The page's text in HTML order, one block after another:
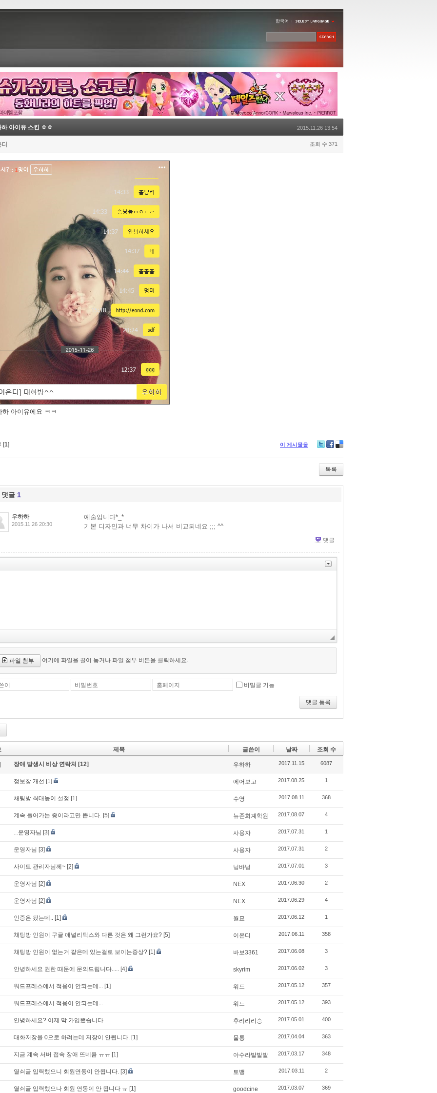
한국어
하 아이유 스킨 ㅎㅎ 2015.11.26 13:54
조회 수:371
하 아이유에요 ㅋㅋ
[1] 이 게시물을
itte ce
bo
ok
lici
ou
s
목록
댓글 1
우하하
2015.11.26 20:30
예술입니다*_*
기본 디자인과 너무 차이가 나서 비교되네요 ;;; ^^
댓글
파일 첨부 여기에 파일을 끌어 놓거나 파일 첨부 버튼을 클릭하세요.
이 비밀번호 홈페이지 비밀글 기능
댓글 등록
제목 글쓴이 날짜 조회 수
장애 발생시 비상 연락처 [12] 우하하 2017.11.15 6087
정보창 개선 [1] 에어보고 2017.08.25 1
채팅방 최대높이 설정 [1] 수영 2017.08.11 368
계속 들어가는 중이라고만 뜹니다. [5] 뉴존회계학원 2017.08.07 4
...운영자님 [3] 사용자 2017.07.31 1
운영자님 [3] 사용자 2017.07.31 2
사이트 관리자님께~ [2] 닝바닝 2017.07.01 3
운영자님 [2] NEX 2017.06.30 2
운영자님 [2] NEX 2017.06.29 4
인증은 됬는데.. [1] 월묘 2017.06.12 1
채팅방 인원이 구글 애널리틱스와 다른 것은 왜 그런가요? [5] 이온디 2017.06.11 358
채팅방 인원이 없는거 같은데 있는걸로 보이는증상? [1] 바보3361 2017.06.08 3
안녕하세요 권한 때문에 문의드립니다..... [4] skyrim 2017.06.02 3
워드프레스에서 적용이 안되는데... [1] 워드 2017.05.12 357
워드프레스에서 적용이 안되는데... 워드 2017.05.12 393
안녕하세요? 이제 막 가입했습니다. 후리리리승 2017.05.01 400
대화저장을 0으로 하려는데 저장이 안됩니다. [1] 물통 2017.04.04 363
지금 계속 서버 접속 장애 뜨네욤 ㅠㅠ [1] 아수라발발발 2017.03.17 348
열쇠글 입력했으니 회원연동이 안됩니다. [3] 토뱅 2017.03.11 2
열쇠글 입력했으나 회원 연동이 안 됩니다 ㅠ [1] goodcine 2017.03.07 369